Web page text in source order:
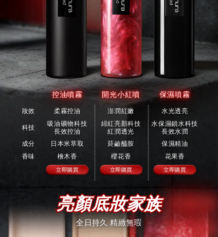
控油噴霧 開光小紅噴 保濕噴霧
妝效 柔霧控油 澎潤紅嫩 水光透亮
科技
吸油礦物科技
長效控油
緋紅亮顏科技
紅潤透光
水保濕鎖水科技
長效水潤
成分
日本米萃取 菸鹼醯胺
保濕精油
香味
檜木香 櫻花香 花果香
立即購買 立即購買 立即購買
亮顏底妝家族
全日持久 精緻無瑕